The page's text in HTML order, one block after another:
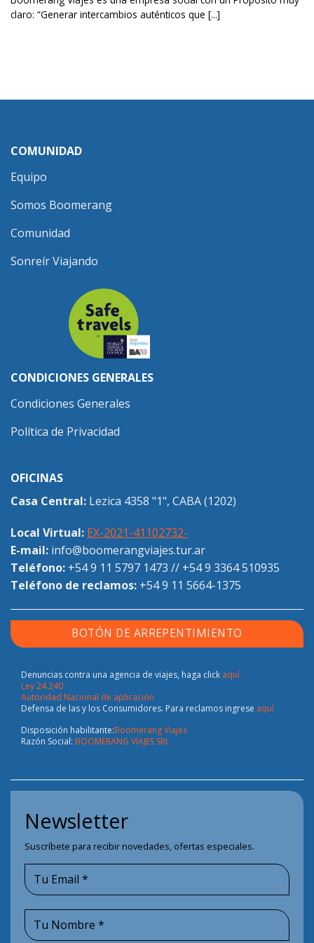
claro: “Generar intercambios auténticos que [...]
COMUNIDAD
Equipo
Somos Boomerang
Comunidad
Sonreír Viajando
CONDICIONES GENERALES
Condiciones Generales
Política de Privacidad
OFICINAS
Casa Central: Lezica 4358 "1", CABA (1202)
Local Virtual: EX-2021-41102732-
E-mail: info@boomerangviajes.tur.ar
Teléfono: +54 9 11 5797 1473 // +54 9 3364 510935
Teléfono de reclamos: +54 9 11 5664-1375
BOTÓN DE ARREPENTIMIENTO
Denuncias contra una agencia de viajes, haga click aquí.
Ley 24.240
Autoridad Nacional de aplicación
Defensa de las y los Consumidores. Para reclamos ingrese aquí
Disposición habilitante:Boomerang Viajes
Razón Social: BOOMERANG VIAJES SRL
Newsletter
Suscríbete para recibir novedades, ofertas especiales.